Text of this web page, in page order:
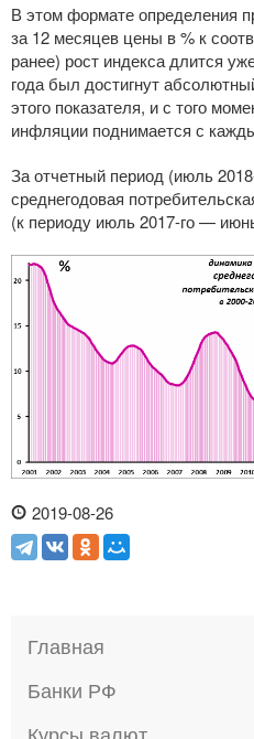
В этом формате определения
за 12 месяцев цены в % к
ранее) рост индекса длится
года был достигнут
этого показателя, и с того
инфляции поднимается с
За отчетный период (июль
среднегодовая
(к периоду июль2017-го—
2019-08-26
Главная
Банки РФ